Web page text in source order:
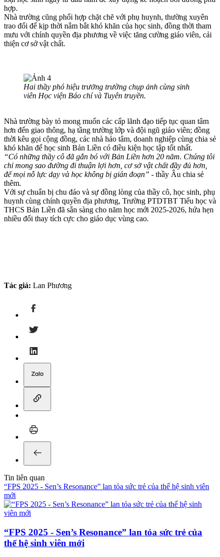
hợp.
Nhà trường cũng phối hợp chặt chẽ với phụ huynh, thường xuyên
trao đổi để kịp thời nắm bắt khó khăn của học sinh, đồng thời tham
mưu với chính quyền địa phương về việc tăng cường giáo viên, cải
thiện cơ sở vật chất.
Hai thầy phó hiệu trưởng trường chụp ảnh cùng sinh
viên Học viện Báo chí và Tuyên truyền.
Nhà trường bày tỏ mong muốn các cấp lãnh đạo tiếp tục quan tâm
hơn đến giao thông, hạ tầng trường lớp và đội ngũ giáo viên; đồng
thời kêu gọi cộng đồng, các nhà hảo tâm, doanh nghiệp cùng chia sẻ
khó khăn để học sinh Bản Liền có điều kiện học tập tốt nhất.
“Có những thầy cô đã gắn bó với Bản Liền hơn 20 năm. Chúng tôi
chỉ mong sao đường đi thuận lợi hơn, cơ sở vật chất đầy đủ hơn,
để mọi nỗ lực dạy và học không bị gián đoạn” - thầy Âu chia sẻ
thêm.
Với sự chuẩn bị chu đáo và sự đồng lòng của thầy cô, học sinh, phụ
huynh cùng chính quyền địa phương, Trường PTDTBT Tiểu học và
THCS Bản Liền đã sẵn sàng cho năm học mới 2025-2026, hứa hẹn
nhiều đổi thay tích cực cho giáo dục vùng cao.
Tác giả: Lan Phương
Tin liên quan
“FPS 2025 - Sen’s Resonance” lan tỏa sức trẻ của thế hệ sinh viên
mới
“FPS 2025 - Sen’s Resonance” lan tỏa sức trẻ của
thế hệ sinh viên mới